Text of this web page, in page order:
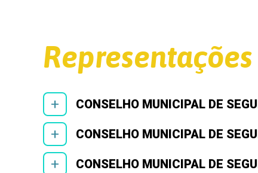
+ CONSELHO MUNICIPAL DE
+ CONSELHO MUNICIPAL DE
+ CONSELHO MUNICIPAL DE